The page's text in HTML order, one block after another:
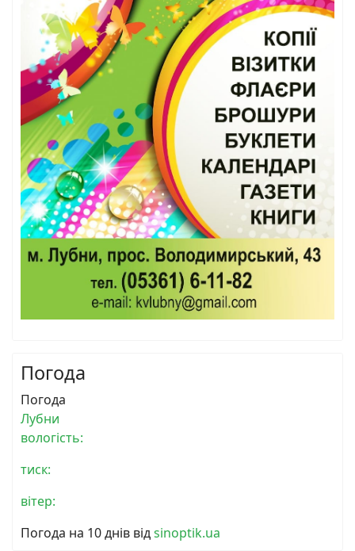
Погода
Погода
Лубни
вологість:
тиск:
вітер:
Погода на 10 днів відsinoptik.ua